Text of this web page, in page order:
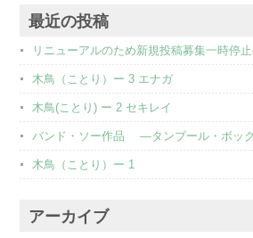
最近の投稿
リニューアルのため新規投稿募集一時停
木鳥（ことり）ー 3 エナガ
木鳥(ことり) ー 2 セキレイ
バンド・ソー作品 ―タンブール・ボッ
木鳥（ことり）ー 1
アーカイブ